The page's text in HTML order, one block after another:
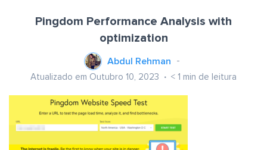
Pingdom Performance Analysis with
optimization
Abdul Rehman
Atualizado em Outubro 10, 2023 < 1 min de leitura